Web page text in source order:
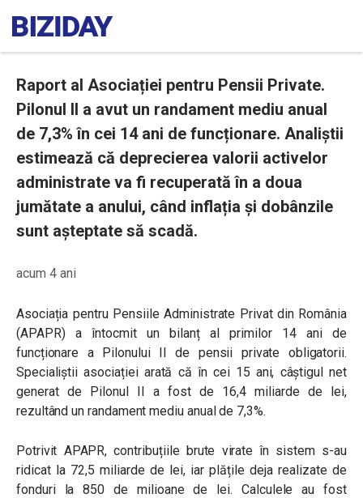
Raport al Asociației pentru Pensii Private.
Pilonul II a avut un randament mediu anual
de 7,3% în cei 14 ani de funcționare. Analiștii
estimează că deprecierea valorii activelor
administrate va fi recuperată în a doua
jumătate a anului, când inflația și dobânzile
sunt așteptate să scadă.
acum 4 ani
Asociația pentru Pensiile Administrate Privat din România
(APAPR) a întocmit un bilanț al primilor 14 ani de
funcționare a Pilonului II de pensii private obligatorii.
Specialiștii asociației arată că în cei 15 ani, câștigul net
generat de Pilonul II a fost de 16,4 miliarde de lei,
rezultând un randament mediu anual de 7,3%.
Potrivit APAPR, contribuțiile brute virate în sistem s-au
ridicat la 72,5 miliarde de lei, iar plățile deja realizate de
fonduri la 850 de milioane de lei. Calculele au fost